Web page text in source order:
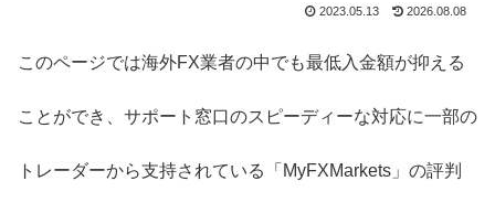
2023.05.13 2026.08.08
このページでは海外FX業者の中でも最低入金額が抑える
ことができ、サポート窓口のスピーディーな対応に一部の
トレーダーから支持されている「MyFXMarkets」の評判